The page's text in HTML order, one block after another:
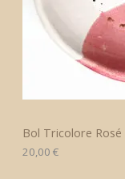
Bol Tricolore Rosé
20,00 €